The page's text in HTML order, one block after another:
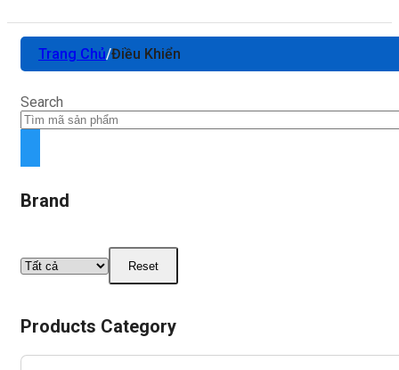
Trang Chủ/Điều Khiển
Search
Brand
Reset
Products Category